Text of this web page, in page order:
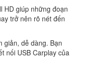
HD giúp những đoạn
trở nên rõ nét đến
giản, dễ dàng. Bạn
nối USB Carplay của